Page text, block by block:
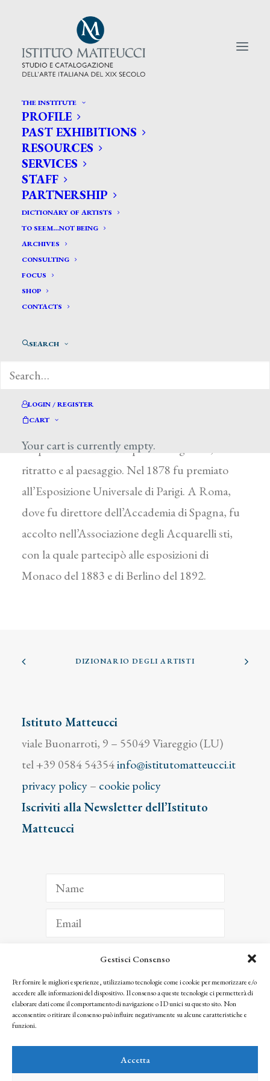
Gestisci Consenso
Per fornire le migliori esperienze, utilizziamo tecnologie come i cookie per memorizzare e/o
accedere alle informazioni del dispositivo. Il consenso a queste tecnologie ci permetterà di
elaborare dati come il comportamento di navigazione o ID unici su questo sito. Non
acconsentire o ritirare il consenso può influire negativamente su alcune caratteristiche e
funzioni.
Accetta
THE INSTITUTE
PROFILE
PAST EXHIBITIONS
RESOURCES
SERVICES
STAFF
PARTNERSHIP
DICTIONARY OF ARTISTS
TO SEEM…NOT BEING
ARCHIVES
CONSULTING
FOCUS
SHOP
CONTACTS
SEARCH
LOGIN / REGISTER
CART
Your cart is currently empty.
CERCA TRA GLI ARTISTI:
Search
for:
Pradilla Y Ortiz Francisco *
Villanueva de Gallego (Spagna) 1848 – Madrid
vinse il pensionato per studiare all’Accademia
spagnola a Roma. Esordì come pittore di storia,
ma presto si dedicò alla pittura di genere, al
ritratto e al paesaggio. Nel 1878 fu premiato
all’Esposizione Universale di Parigi. A Roma,
dove fu direttore dell’Accademia di Spagna, fu
accolto nell’Associazione degli Acquarelli sti,
con la quale partecipò alle esposizioni di
Monaco del 1883 e di Berlino del 1892.
DIZIONARIO DEGLI ARTISTI
Istituto Matteucci
viale Buonarroti, 9 – 55049 Viareggio (LU)
tel +39 0584 54354info@istitutomatteucci.it
privacy policy– cookie policy
Iscriviti alla Newsletter dell’Istituto
Matteucci
ISCRIVITI
Facendo clic per iscriverti, riconosci che le tue informazioni saranno trattate
seguendo la nostra Privacy Policy
© 2025 Istituto Matteucci. All right reserved
l’autorizzazione scritta dei proprietari dei diritti e dell’Istituto Matteucci